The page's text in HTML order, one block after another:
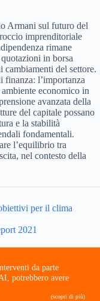
Armani sul futuro del
imprenditoriale
rimane
in borsa
cambiamenti del settore.
finanza: l’importanza
economico in
avanzata della
del capitale possano
e la stabilità
fondamentali.
l’equilibrio tra
nel contesto della
per il clima
2021
da parte
potrebbero avere
(scopri di più)